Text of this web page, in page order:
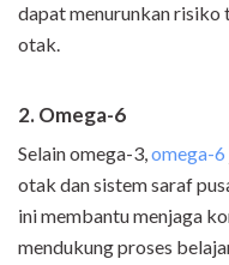
dapat menurunkan risiko
otak.
2. Omega-6
Selain omega-3,omega-6
otak dan sistem saraf
ini membantu menjaga
mendukung proses